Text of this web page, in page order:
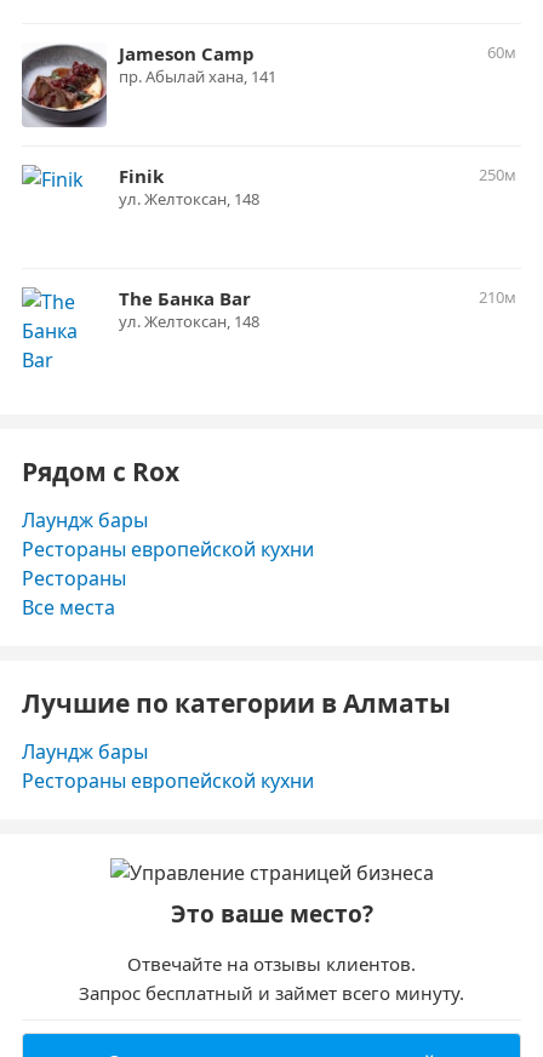
Jameson Сamp
60м
​​пр. Абылай хана, 141
Finik
250м
ул. ​Желтоксан, 148
The Банка Bar
210м
ул. Желтоксан, 148
Рядом с Rox
Лаундж бары
Рестораны европейской кухни
Рестораны
Все места
Лучшие по категории в Алматы
Лаундж бары
Рестораны европейской кухни
Это ваше место?
Отвечайте на отзывы клиентов.
Запрос бесплатный и займет всего минуту.